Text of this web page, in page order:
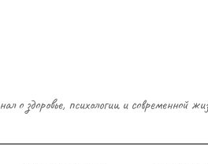
о здоровье, психологии и современной